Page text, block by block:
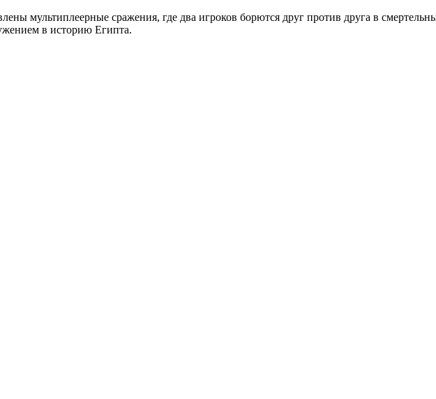
мультиплеерные сражения, где два игроков борются друг против друга в
в историю Египта.